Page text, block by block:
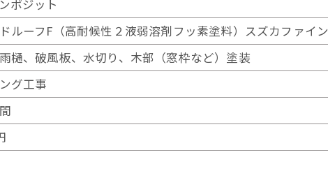
ポジット
ルーフF（高耐候性２液弱溶剤フッ素塗料）スズカファイン
樋、破風板、水切り、木部（窓枠など）塗装
グ工事